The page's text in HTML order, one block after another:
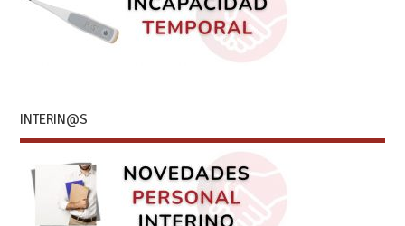
INTERIN@S